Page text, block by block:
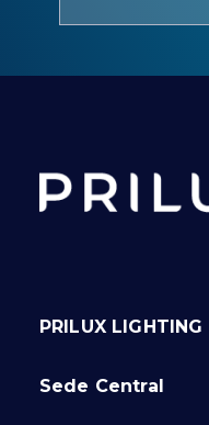
PRILUX LIGHTING
Sede Central